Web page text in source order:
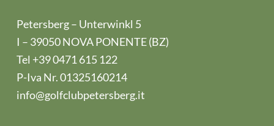
Petersberg – Unterwinkl 5
I – 39050 NOVA PONENTE (BZ)
Tel +39 0471 615 122
P-Iva Nr. 01325160214
info@golfclubpetersberg.it